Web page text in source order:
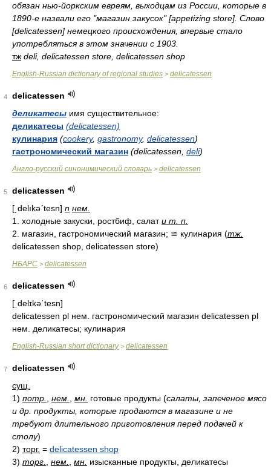
обязан нью-йоркским евреям, выходцам из России, которые в
1890-е назвали его "магазин закусок" [appetizing store]. Слово
[delicatessen] немецкого происхождения, впервые стало
употребляться в этом значении с 1903.
тж deli, delicatessen store, delicatessen shop
English-Russian dictionary of regional studies > delicatessen
4
delicatessen
деликатесы имя существительное:
деликатесы (delicatessen)
кулинария (cookery, gastronomy, delicatessen)
гастрономический магазин (delicatessen, deli)
Англо-русский синонимический словарь > delicatessen
5
delicatessen
[͵delıkəʹtesn] n нем.
1. холодные закуски, ростбиф, салати т. п.
2. магазин, гастрономический магазин; ≅ кулинария (тж.
delicatessen shop, delicatessen store)
НБАРС > delicatessen
6
delicatessen
[ˌdelɪkəˈtesn]
delicatessen pl нем. гастрономический магазин delicatessen pl
нем. деликатесы; кулинария
English-Russian short dictionary> delicatessen
7
delicatessen
сущ.
1) потр. нем. мн. готовые продукты (салаты, запеченое мясо
и др. продукты, которые продаются в магазине и не
требуют длительного приготовления перед подачей к
столу)
2) торг. = delicatessen shop
3) торг. нем. мн. изысканные продукты, деликатесы